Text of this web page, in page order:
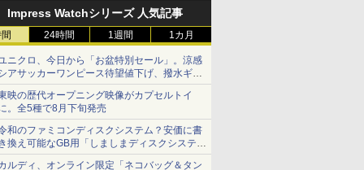
Impress Watchシリーズ 人気記事
24時間 1週間 1カ月
ニクロ、今日から「お盆特別セール」。涼感
アサッカーワンピース待望値下げ、撥水ギア
ョーツは1990円に
映の歴代オープニング映像がカプセルトイ
。全5種で8月下旬発売
和のファミコンディスクシステム？安価に書
換え可能なGB用「しましまディスクシステ
」
ルディ、オンライン限定「ネコバッグ＆タン